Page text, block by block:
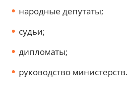
народные депутаты;
судьи;
дипломаты;
руководство министерств.